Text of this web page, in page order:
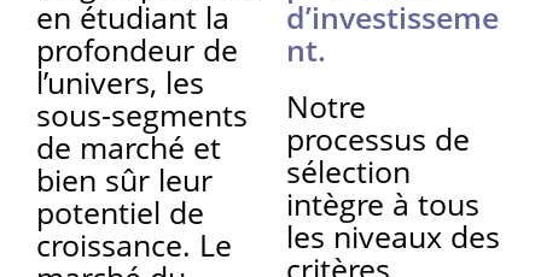
en étudiant la
profondeur de
l’univers, les
sous-segments
de marché et
bien sûr leur
potentiel de
croissance. Le
d’investisseme
nt.
Notre
processus de
sélection
intègre à tous
les niveaux des
critères